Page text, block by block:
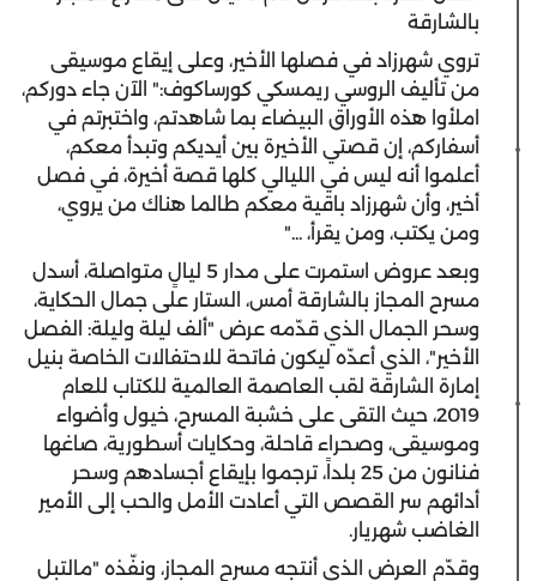
بالشارقة
‎تروي شهرزاد في فصلها الأخير، وعلى إيقاع موسيقى
من تأليف الروسي ريمسكي كورساكوف:" الآن جاء دوركم،
املأوا هذه الأوراق البيضاء بما شاهدتم، واختبرتم في
أسفاركم، إن قصتي الأخيرة بين أيديكم وتبدأ معكم،
أعلموا أنه ليس في الليالي كلها قصة أخيرة، في فصل
أخير، وأن شهرزاد باقية معكم طالما هناك من يروي،
ومن يكتب، ومن يقرأ، ..."
‎وبعد عروض استمرت على مدار 5 ليالٍ متواصلة، أسدل
مسرح المجاز بالشارقة أمس، الستار على جمال الحكاية،
وسحر الجمال الذي قدّمه عرض "ألف ليلة وليلة: الفصل
الأخير"، الذي أعدّه ليكون فاتحة للاحتفالات الخاصة بنيل
إمارة الشارقة لقب العاصمة العالمية للكتاب للعام
2019، حيث التقى على خشبة المسرح، خيول وأضواء
وموسيقى، وصحراء قاحلة، وحكايات أسطورية، صاغها
فنانون من 25 بلداً، ترجموا بإيقاع أجسادهم وسحر
أدائهم سر القصص التي أعادت الأمل والحب إلى الأمير
الغاضب شهريار.
‎وقدّم العرض الذي أنتجه مسرح المجاز، ونفّذه "مالتبل